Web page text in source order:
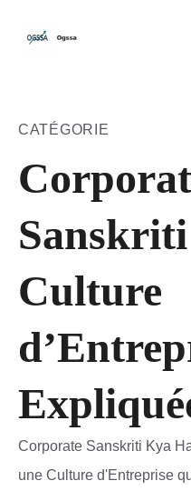
CATÉGORIE
Culture
Corporate Sanskriti Kya
une Culture d'Entreprise